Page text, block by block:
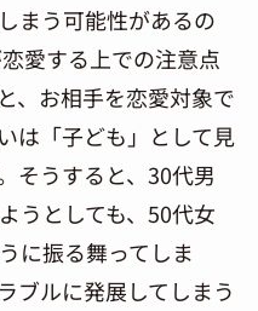
まう可能性があるの
愛する上での注意点
、お相手を恋愛対象で
は「子ども」として見
そうすると、30代男
うとしても、50代女
に振る舞ってしま
ブルに発展してしまう